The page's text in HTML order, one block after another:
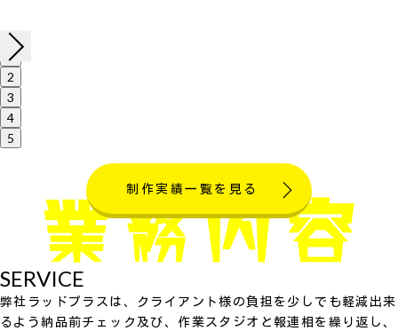
1
2
3
4
5
制作実績一覧を見る
SERVICE
弊社ラッドプラスは、クライアント様の負担を少しでも軽減出来
るよう納品前チェック及び、作業スタジオと報連相を繰り返し、